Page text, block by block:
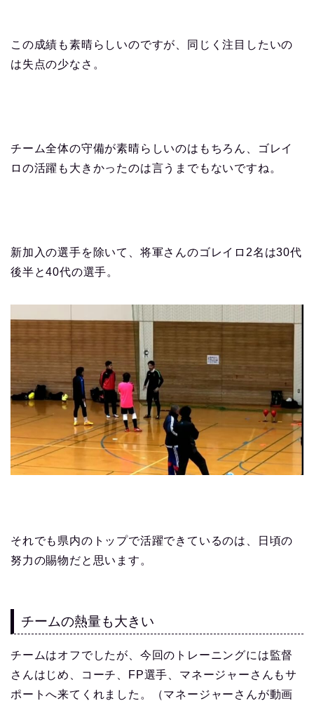
この成績も素晴らしいのですが、同じく注目したいの
は失点の少なさ。
チーム全体の守備が素晴らしいのはもちろん、ゴレイ
ロの活躍も大きかったのは言うまでもないですね。
新加入の選手を除いて、将軍さんのゴレイロ2名は30代
後半と40代の選手。
それでも県内のトップで活躍できているのは、日頃の
努力の賜物だと思います。
チームの熱量も大きい
チームはオフでしたが、今回のトレーニングには監督
さんはじめ、コーチ、FP選手、マネージャーさんもサ
ポートへ来てくれました。（マネージャーさんが動画